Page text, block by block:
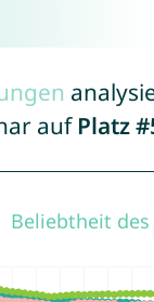
auf Platz